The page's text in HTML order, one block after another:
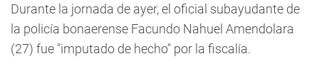
Durante la jornada de ayer, el oficial subayudante de
la policía bonaerense Facundo Nahuel Amendolara
(27) fue "imputado de hecho" por la fiscalía.